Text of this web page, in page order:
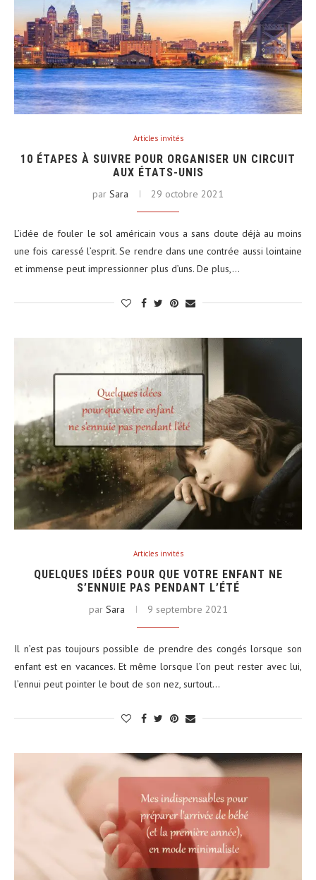
Articles invités
10 ÉTAPES À SUIVRE POUR ORGANISER UN CIRCUIT
AUX ÉTATS-UNIS
par Sara 29 octobre 2021
L’idée de fouler le sol américain vous a sans doute déjà au moins
une fois caressé l’esprit. Se rendre dans une contrée aussi lointaine
et immense peut impressionner plus d’uns. De plus,…
Articles invités
QUELQUES IDÉES POUR QUE VOTRE ENFANT NE
S’ENNUIE PAS PENDANT L’ÉTÉ
par Sara 9 septembre 2021
Il n’est pas toujours possible de prendre des congés lorsque son
enfant est en vacances. Et même lorsque l’on peut rester avec lui,
l’ennui peut pointer le bout de son nez, surtout…